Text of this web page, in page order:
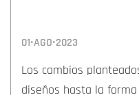
01•AGO•2023
Los cambios
diseños hasta la